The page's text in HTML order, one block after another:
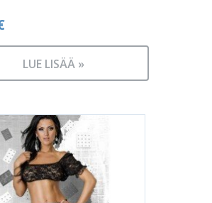
LUE LISÄÄ »